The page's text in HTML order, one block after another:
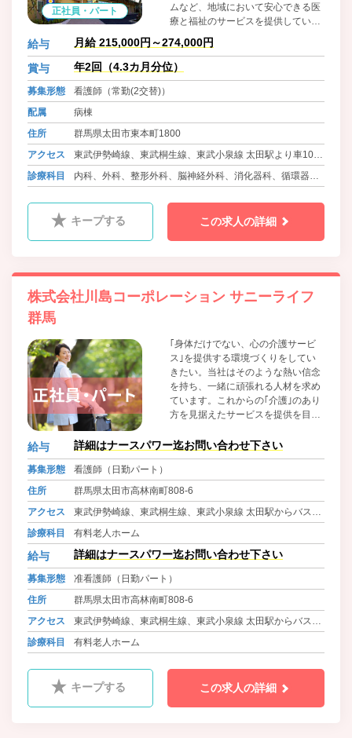
正社員・パート
ムなど、地域において安心できる医
療と福祉のサービスを提供している
医療法人です。 14科の標榜診療科に
加え、膝関節・スポーツ外来、肝臓
外来、乳腺外来、甲状腺外来、下肢
了後の回復期リハビリテーション
さらに周辺の医療機関との連携に基
づいた2次救急を行うなど、地域へ
の貢献を第一に考えた運営を行って
います。
給与 月給 215,000円～274,000円
賞与 年2回（4.3カ月分位）
募集形態
看護師（常勤(2交替)）
配属
病棟
住所
群馬県太田市東本町1800
アクセス
東武伊勢崎線、東武桐生線、東武小泉線 太田駅より車10分
位
診療科目
内科、外科、整形外科、脳神経外科、消化器科、循環器
キープする この求人の詳細
株式会社川島コーポレーション サニーライフ
群馬
｢身体だけでない、心の介護サービ
ス｣を提供する環境づくりをしてい
きたい。当社はそのような熱い信念
を持ち、一緒に頑張れる人材を求め
ています。これからの｢介護｣のあり
方を見据えたサービスを提供を目指
り良い発展に熱意あるスタッフを心
から歓迎いたします。
給与 詳細はナースパワー迄お問い合わせ下さい
募集形態
看護師（日勤パート）
住所
群馬県太田市高林南町808-6
アクセス
東武伊勢崎線、東武桐生線、東武小泉線 太田駅からバスで
10分 徒歩10分
診療科目 有料老人ホーム
給与 詳細はナースパワー迄お問い合わせ下さい
募集形態
准看護師（日勤パート）
住所
群馬県太田市高林南町808-6
アクセス
東武伊勢崎線、東武桐生線、東武小泉線 太田駅からバスで
10分 徒歩10分
診療科目 有料老人ホーム
キープする この求人の詳細